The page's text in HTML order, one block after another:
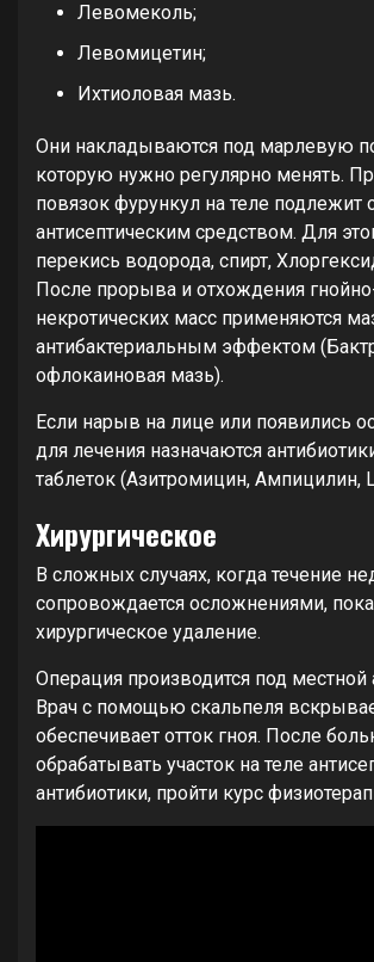
Левомеколь;
Левомицетин;
Ихтиоловая мазь.
Они накладываются под марлевую
которую нужно регулярно менять.
повязок фурункул на теле подлежит
антисептическим средством. Для
перекись водорода, спирт,
После прорыва и отхождения
некротических масс применяются
антибактериальным эффектом
офлокаиновая мазь).
Если нарыв на лице или появились
для лечения назначаются
таблеток (Азитромицин, Ампицилин,
Хирургическое
В сложных случаях, когда течение
сопровождается осложнениями,
хирургическое удаление.
Операция производится под местной
Врач с помощью скальпеля
обеспечивает отток гноя. После
обрабатывать участок на теле
антибиотики, пройти курс